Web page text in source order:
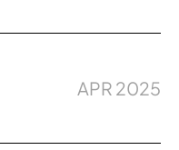
APR 2025